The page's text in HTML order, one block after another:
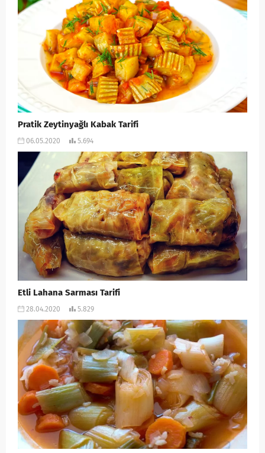
Pratik Zeytinyağlı Kabak Tarifi
06.05.2020 5.694
Etli Lahana Sarması Tarifi
28.04.2020 5.829